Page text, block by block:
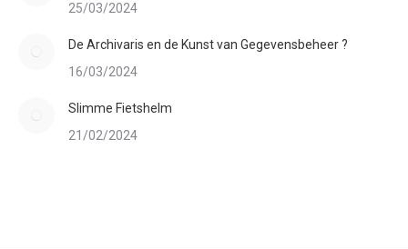
25/03/2024
De Archivaris en de Kunst van Gegevensbeheer ?
16/03/2024
Slimme Fietshelm
21/02/2024